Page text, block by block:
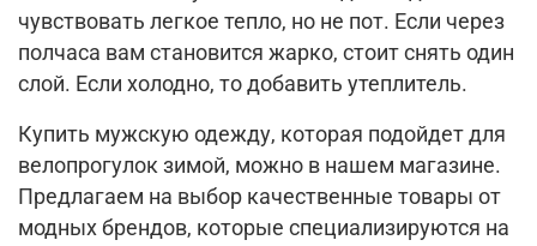
чувствовать легкое тепло, но не пот. Если через
полчаса вам становится жарко, стоит снять один
слой. Если холодно, то добавить утеплитель.
Купить мужскую одежду, которая подойдет для
велопрогулок зимой, можно в нашем магазине.
Предлагаем на выбор качественные товары от
модных брендов, которые специализируются на